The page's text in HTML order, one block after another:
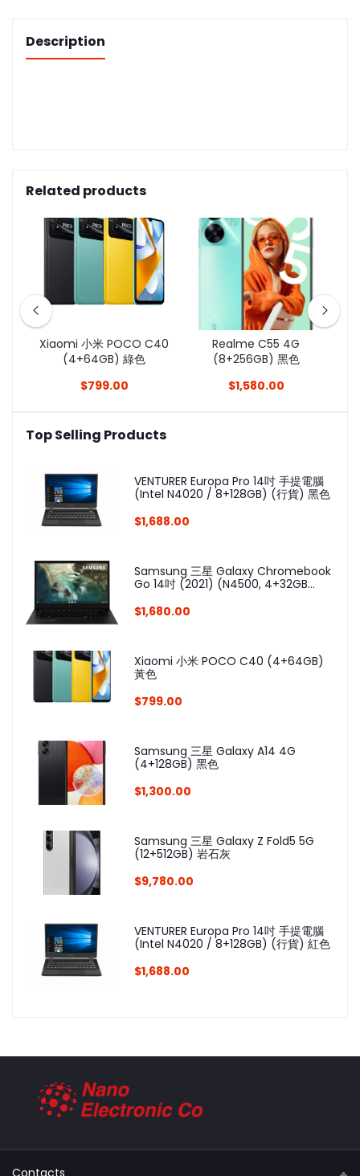
Description
Related products
Xiaomi 小米 POCO C40
(4+64GB) 綠色
$799.00
Realme C55 4G
(8+256GB) 黑色
$1,580.00
Top Selling Products
VENTURER Europa Pro 14吋 手提電腦
(Intel N4020 / 8+128GB) (行貨) 黑色
$1,688.00
Samsung 三星 Galaxy Chromebook
Go 14吋 (2021) (N4500, 4+32GB
$1,680.00
Xiaomi 小米 POCO C40 (4+64GB)
黃色
$799.00
Samsung 三星 Galaxy A14 4G
(4+128GB) 黑色
$1,300.00
Samsung 三星 Galaxy Z Fold5 5G
(12+512GB) 岩石灰
$9,780.00
VENTURER Europa Pro 14吋 手提電腦
(Intel N4020 / 8+128GB) (行貨) 紅色
$1,688.00
Contacts